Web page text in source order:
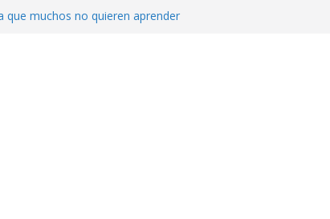
que muchos no quieren aprender